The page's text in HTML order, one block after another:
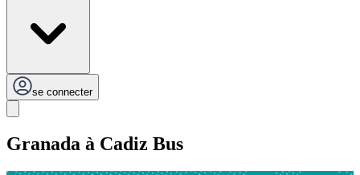
se connecter
Granada à Cadiz Bus